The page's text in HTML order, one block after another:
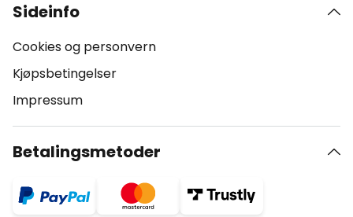
Sideinfo
Cookies og personvern
Kjøpsbetingelser
Impressum
Betalingsmetoder